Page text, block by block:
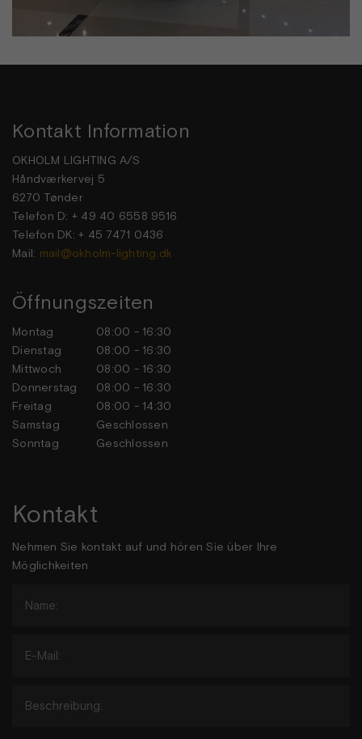
Kontakt Information
OKHOLM LIGHTING A/S
Håndværkervej 5
6270 Tønder
Telefon D: + 49 40 6558 9516
Telefon DK: + 45 7471 0436
Mail: mail@okholm-lighting.dk
Öffnungszeiten
Montag
08:00 - 16:30
Dienstag
08:00 - 16:30
Mittwoch
08:00 - 16:30
Donnerstag
08:00 - 16:30
Freitag
08:00 - 14:30
Samstag
Geschlossen
Sonntag
Geschlossen
Kontakt
Nehmen Sie kontakt auf und hören Sie über Ihre
Möglichkeiten